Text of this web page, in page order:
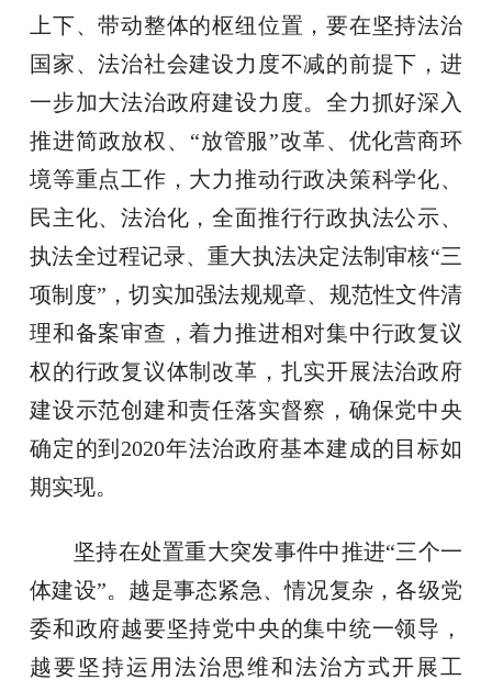
上下、带动整体的枢纽位置，要在坚持法治
国家、法治社会建设力度不减的前提下，进
一步加大法治政府建设力度。全力抓好深入
推进简政放权、“放管服”改革、优化营商环
境等重点工作，大力推动行政决策科学化、
民主化、法治化，全面推行行政执法公示、
执法全过程记录、重大执法决定法制审核“三
项制度”，切实加强法规规章、规范性文件清
理和备案审查，着力推进相对集中行政复议
权的行政复议体制改革，扎实开展法治政府
建设示范创建和责任落实督察，确保党中央
确定的到2020年法治政府基本建成的目标如
期实现。
坚持在处置重大突发事件中推进“三个一
体建设”。越是事态紧急、情况复杂，各级党
委和政府越要坚持党中央的集中统一领导，
越要坚持运用法治思维和法治方式开展工